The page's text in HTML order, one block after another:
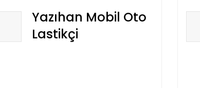
Yazıhan Mobil Oto
Lastikçi